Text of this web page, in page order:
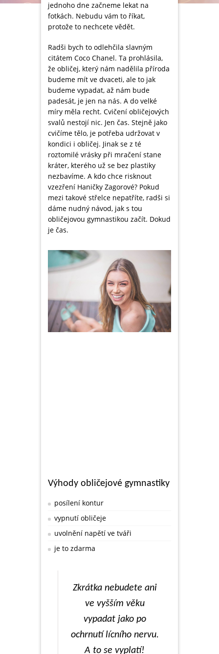
jednoho dne začneme lekat na
fotkách. Nebudu vám to říkat,
protože to nechcete vědět.
Radši bych to odlehčila slavným
citátem Coco Chanel. Ta prohlásila,
že obličej, který nám nadělila příroda
budeme mít ve dvaceti, ale to jak
budeme vypadat, až nám bude
padesát, je jen na nás. A do velké
míry měla recht. Cvičení obličejových
svalů nestojí nic. Jen čas. Stejně jako
cvičíme tělo, je potřeba udržovat v
kondici i obličej. Jinak se z té
roztomilé vrásky při mračení stane
kráter, kterého už se bez plastiky
nezbavíme. A kdo chce risknout
vzezření Haničky Zagorové? Pokud
mezi takové střelce nepatříte, radši si
dáme nudný návod, jak s tou
obličejovou gymnastikou začít. Dokud
je čas.
Výhody obličejové gymnastiky
posílení kontur
vypnutí obličeje
uvolnění napětí ve tváři
je to zdarma
Zkrátka nebudete ani
ve vyšším věku
vypadat jako po
ochrnutí lícního nervu.
A to se vyplatí!